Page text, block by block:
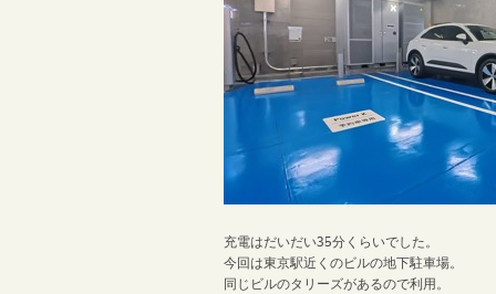
充電はだいだい35分くらいでした。
今回は東京駅近くのビルの地下駐車場。
同じビルのタリーズがあるので利用。